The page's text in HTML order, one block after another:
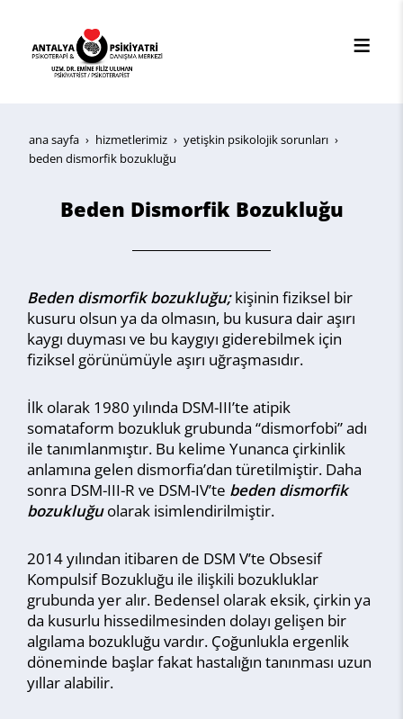
ana sayfa hi̇zmetleri̇mi̇z
yetişkin psikolojik sorunları
beden dismorfik bozukluğu
Beden Dismorfik Bozukluğu
Beden dismorfik bozukluğu;kişinin fiziksel bir
kusuru olsun ya da olmasın, bu kusura dair aşırı
kaygı duyması ve bu kaygıyı giderebilmek için
fiziksel görünümüyle aşırı uğraşmasıdır.
İlk olarak 1980 yılında DSM-III’te atipik
somataform bozukluk grubunda “dismorfobi” adı
ile tanımlanmıştır. Bu kelime Yunanca çirkinlik
anlamına gelen dismorfia’dan türetilmiştir. Daha
sonra DSM-III-R ve DSM-IV’te beden dismorfik
bozukluğuolarak isimlendirilmiştir.
2014 yılından itibaren de DSM V’te Obsesif
Kompulsif Bozukluğu ile ilişkili bozukluklar
grubunda yer alır. Bedensel olarak eksik, çirkin ya
da kusurlu hissedilmesinden dolayı gelişen bir
algılama bozukluğu vardır. Çoğunlukla ergenlik
döneminde başlar fakat hastalığın tanınması uzun
yıllar alabilir.